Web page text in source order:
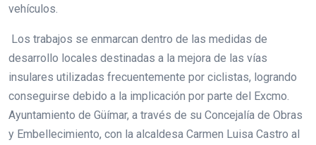
vehículos.
Los trabajos se enmarcan dentro de las medidas de
desarrollo locales destinadas a la mejora de las vías
insulares utilizadas frecuentemente por ciclistas, logrando
conseguirse debido a la implicación por parte del Excmo.
Ayuntamiento de Güímar, a través de su Concejalía de Obras
y Embellecimiento, con la alcaldesa Carmen Luisa Castro al